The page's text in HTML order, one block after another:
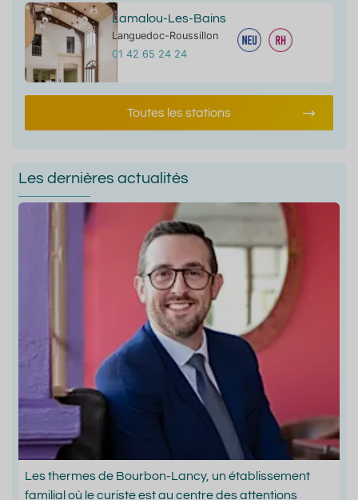
Lamalou-Les-Bains
Languedoc-Roussillon
01 42 65 24 24
Toutes les stations
Les dernières actualités
Les thermes de Bourbon-Lancy, un établissement
familial où le curiste est au centre des attentions